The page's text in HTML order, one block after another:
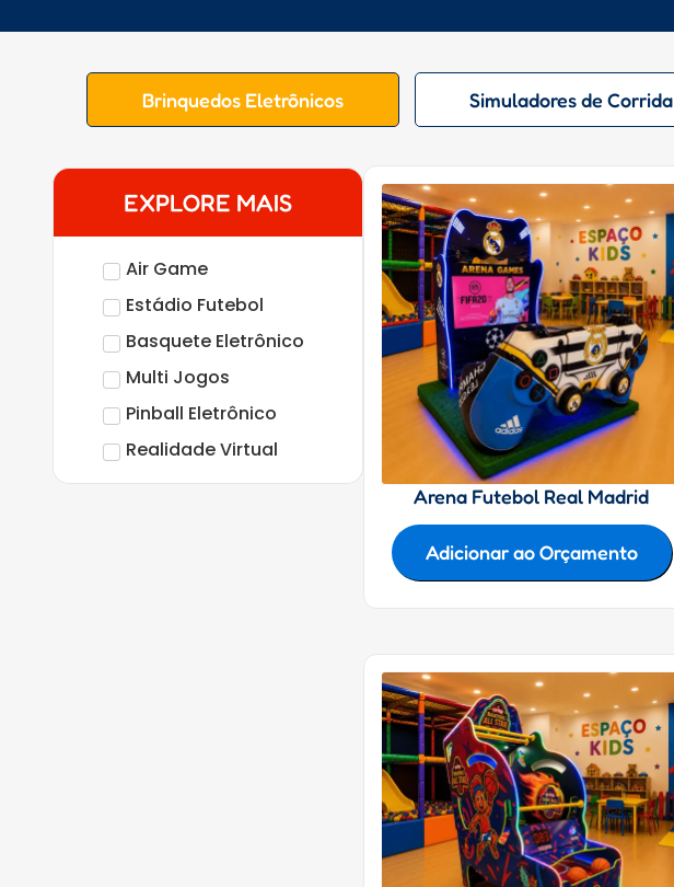
Brinquedos Eletrônicos Simuladores de Corrida
EXPLORE MAIS
Air Game
Estádio Futebol
Basquete Eletrônico
Multi Jogos
Pinball Eletrônico
Realidade Virtual
Arena Futebol Real Madrid
Adicionar ao Orçamento